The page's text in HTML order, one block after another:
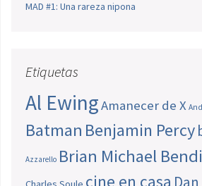
MAD #1: Una rareza nipona
Etiquetas
Al EwingAmanecer de X
Batman Benjamin Percy
Azzarello Brian Michael
cine en casa